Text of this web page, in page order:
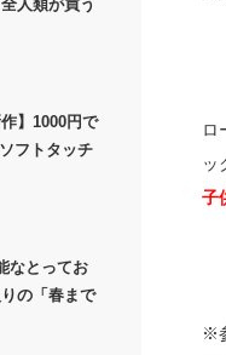
ロ
ッ
子
※
人類が買う
】1000円で
フトタッチ
なとってお
の「春まで